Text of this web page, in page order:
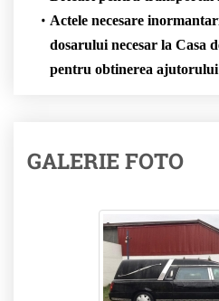
Actele necesare
dosarului necesar la Casa
pentru obtinerea
GALERIE FOTO